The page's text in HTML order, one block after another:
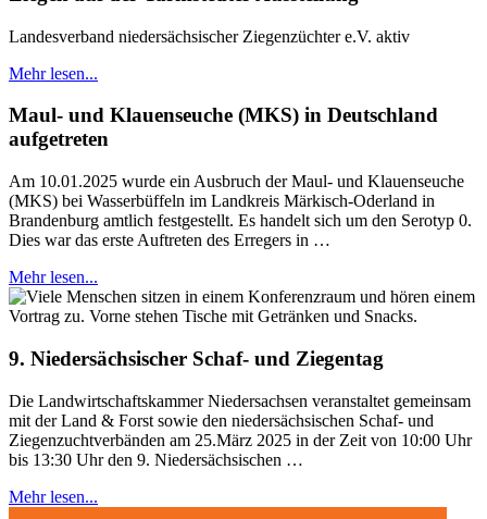
Landesverband niedersächsischer Ziegenzüchter e.V. aktiv
Mehr lesen...
Maul- und Klauenseuche (MKS) in Deutschland
aufgetreten
Am 10.01.2025 wurde ein Ausbruch der Maul- und Klauenseuche
(MKS) bei Wasserbüffeln im Landkreis Märkisch-Oderland in
Brandenburg amtlich festgestellt. Es handelt sich um den Serotyp 0.
Dies war das erste Auftreten des Erregers in …
Mehr lesen...
9. Niedersächsischer Schaf- und Ziegentag
Die Landwirtschaftskammer Niedersachsen veranstaltet gemeinsam
mit der Land & Forst sowie den niedersächsischen Schaf- und
Ziegenzuchtverbänden am 25.März 2025 in der Zeit von 10:00 Uhr
bis 13:30 Uhr den 9. Niedersächsischen …
Mehr lesen...